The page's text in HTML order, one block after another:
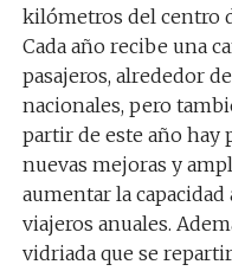
kilómetros del centro
Cada año recibe una
pasajeros, alrededor
nacionales, pero
partir de este año hay
nuevas mejoras y
aumentar la
viajeros anuales.
vidriada que se